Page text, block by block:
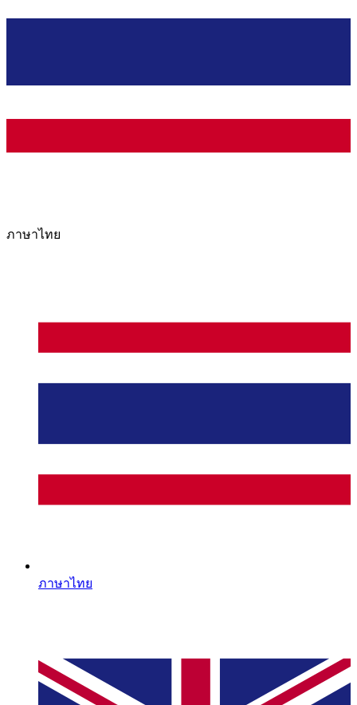
ภาษาไทย
ภาษาไทย